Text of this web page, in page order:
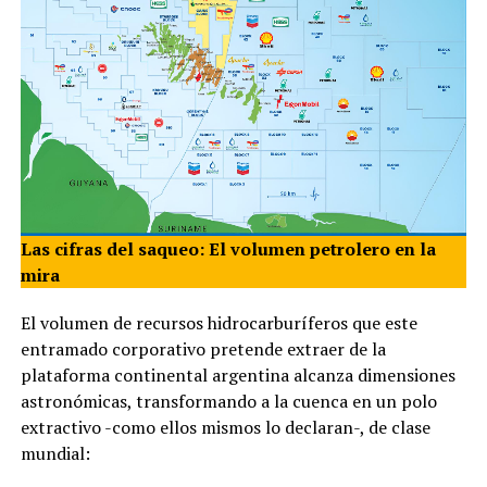
Las cifras del saqueo: El volumen petrolero en la
mira
El volumen de recursos hidrocarburíferos que este
entramado corporativo pretende extraer de la
plataforma continental argentina alcanza dimensiones
astronómicas, transformando a la cuenca en un polo
extractivo -como ellos mismos lo declaran-, de clase
mundial: